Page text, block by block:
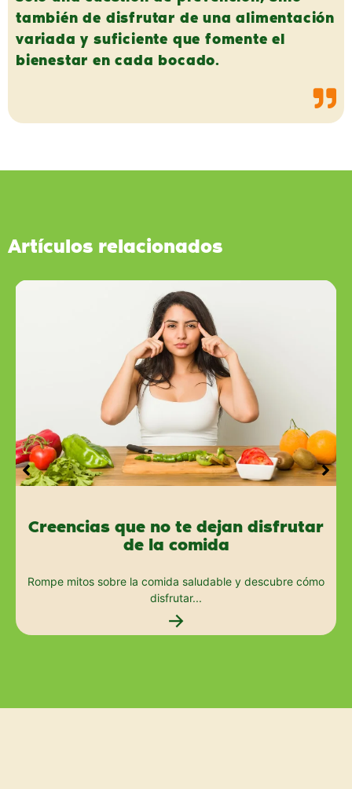
también de disfrutar de una alimentación
variada y suficiente que fomente el
bienestar en cada bocado.
Artículos relacionados
Creencias que no te dejan disfrutar
de la comida
Rompe mitos sobre la comida saludable y descubre cómo
disfrutar...
→